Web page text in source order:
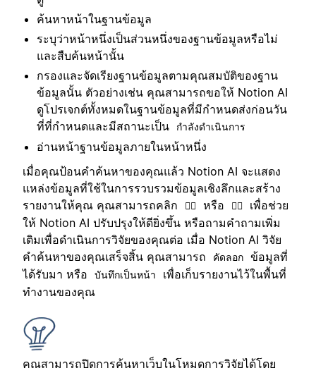
ค้นหาหน้าในฐานข้อมูล
ระบุว่าหน้าหนึ่งเป็นส่วนหนึ่งของฐานข้อมูลหรือไม่
และสืบค้นหน้านั้น
กรองและจัดเรียงฐานข้อมูลตามคุณสมบัติของฐาน
ข้อมูลนั้น ตัวอย่างเช่น คุณสามารถขอให้ Notion AI
ดูโปรเจกต์ทั้งหมดในฐานข้อมูลที่มีกำหนดส่งก่อนวัน
ที่ที่กำหนดและมีสถานะเป็น
กำลังดำเนินการ
อ่านหน้าฐานข้อมูลภายในหน้าหนึ่ง
เมื่อคุณป้อนคำค้นหาของคุณแล้ว Notion AI จะแสดง
แหล่งข้อมูลที่ใช้ในการรวบรวมข้อมูลเชิงลึกและสร้าง
รายงานให้คุณ คุณสามารถคลิก
👍🏼 หรือ 👎🏼
เพื่อช่วย
ให้ Notion AI ปรับปรุงให้ดียิ่งขึ้น หรือถามคำถามเพิ่ม
เติมเพื่อดำเนินการวิจัยของคุณต่อ เมื่อ Notion AI วิจัย
คำค้นหาของคุณเสร็จสิ้น คุณสามารถ
คัดลอก ข้อมูลที่
ได้รับมา หรือ
บันทึกเป็นหน้า
เพื่อเก็บรายงานไว้ในพื้นที่
ทำงานของคุณ
คุณสามารถปิดการค้นหาเว็บในโหมดการวิจัยได้โดย